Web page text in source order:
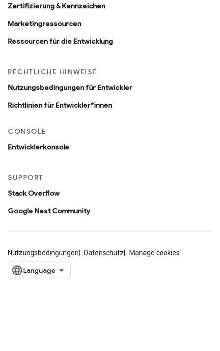
Zertifizierung & Kennzeichen
Marketingressourcen
Ressourcen für die Entwicklung
RECHTLICHE HINWEISE
Nutzungsbedingungen für Entwickler
Richtlinien für Entwickler*innen
CONSOLE
Entwicklerkonsole
SUPPORT
Stack Overflow
Google Nest Community
Nutzungsbedingungen Datenschutz Manage cookies